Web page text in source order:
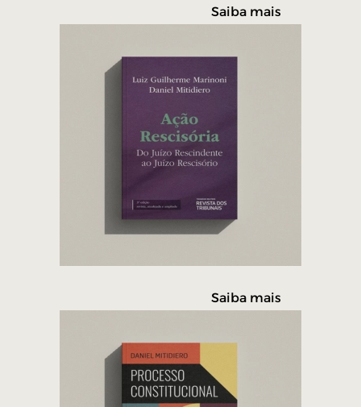
Saiba mais
Saiba mais